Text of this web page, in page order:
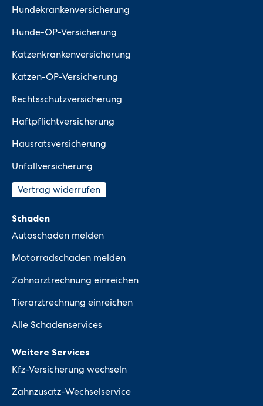
Hundekrankenversicherung
Hunde-OP-Versicherung
Katzenkrankenversicherung
Katzen-OP-Versicherung
Rechtsschutzversicherung
Haftpflichtversicherung
Hausratsversicherung
Unfallversicherung
Vertrag widerrufen
Schaden
Autoschaden melden
Motorradschaden melden
Zahnarztrechnung einreichen
Tierarztrechnung einreichen
Alle Schadenservices
Weitere Services
Kfz-Versicherung wechseln
Zahnzusatz-Wechselservice